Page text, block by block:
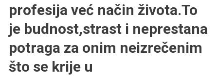
profesija već način života.To
je budnost,strast i neprestana
potraga za onim neizrečenim
što se krije u